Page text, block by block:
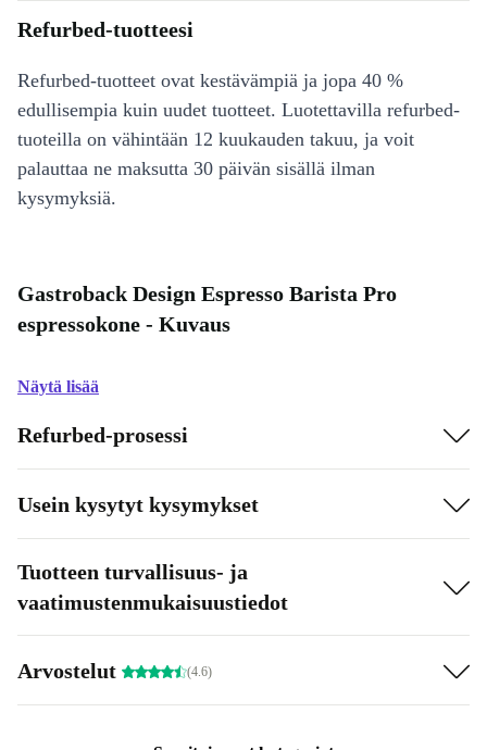
Refurbed-tuotteesi
Refurbed-tuotteet ovat kestävämpiä ja jopa 40 %
edullisempia kuin uudet tuotteet. Luotettavilla refurbed-
tuoteilla on vähintään 12 kuukauden takuu, ja voit
palauttaa ne maksutta 30 päivän sisällä ilman
kysymyksiä.
Gastroback Design Espresso Barista Pro
espressokone - Kuvaus
Näytä lisää
Refurbed-prosessi
Usein kysytyt kysymykset
Tuotteen turvallisuus- ja
vaatimustenmukaisuustiedot
Arvostelut (4.6)